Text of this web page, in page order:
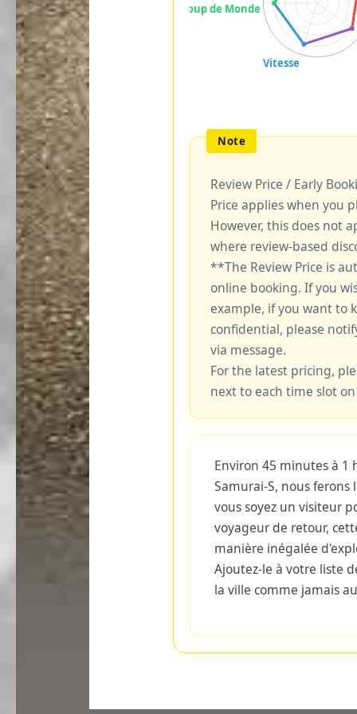
Review Price / Early
Price applies when you
However, this does not
where review-based
**The Review Price is
online booking. If you
example, if you want to
confidential, please
via message.
For the latest pricing,
next to each time slot
Environ 45 minutes à 1
Samurai-S, nous ferons
vous soyez un visiteur
voyageur de retour,
manière inégalée
Ajoutez-le à votre liste
la ville comme jamais